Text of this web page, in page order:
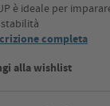
è ideale per
completa
alla wishlist